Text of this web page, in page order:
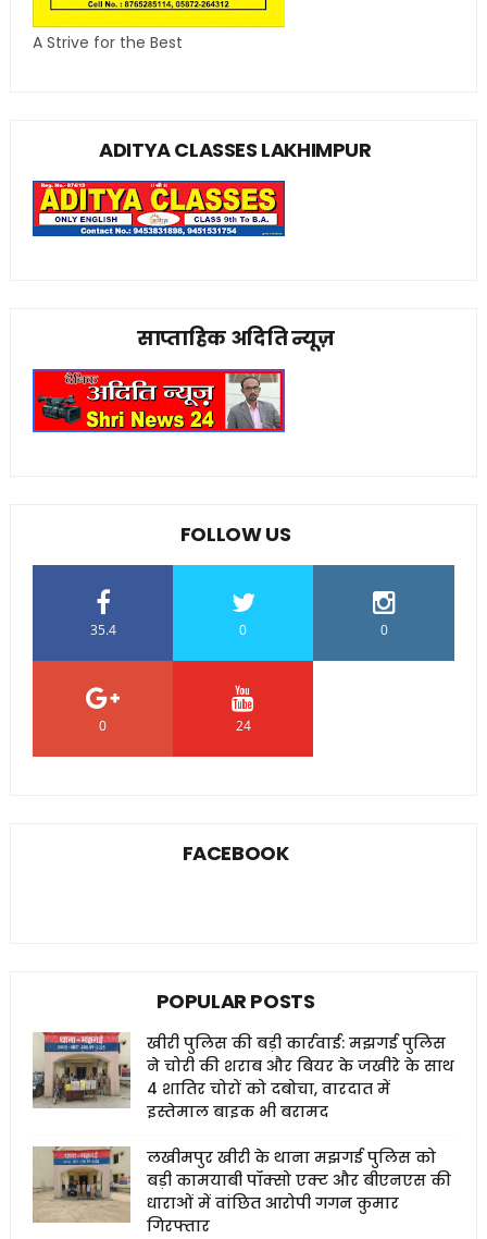
A Strive for the Best
ADITYA CLASSES LAKHIMPUR
साप्ताहिक अदिति न्यूज़
FOLLOW US
35.4 0 0
0 24
FACEBOOK
POPULAR POSTS
खीरी पुलिस की बड़ी कार्रवाई: मझगई पुलिस
ने चोरी की शराब और बियर के जखीरे के साथ
4 शातिर चोरों को दबोचा, वारदात में
इस्तेमाल बाइक भी बरामद
लखीमपुर खीरी के थाना मझगई पुलिस को
बड़ी कामयाबी पॉक्सो एक्ट और बीएनएस की
धाराओं में वांछित आरोपी गगन कुमार
गिरफ्तार